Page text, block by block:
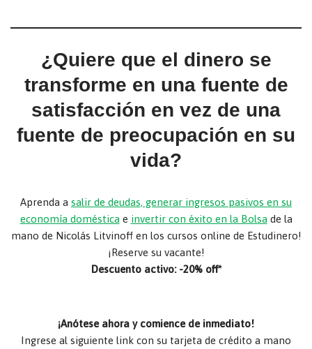
¿Quiere que el dinero se
transforme en una fuente de
satisfacción en vez de una
fuente de preocupación en su
vida?
Aprenda a salir de deudas, generar ingresos pasivos en su
economía doméstica e invertir con éxito en la Bolsa de la
mano de Nicolás Litvinoff en los cursos online de Estudinero!
¡Reserve su vacante!
Descuento activo: -20% off*
¡Anótese ahora y comience de inmediato!
Ingrese al siguiente link con su tarjeta de crédito a mano